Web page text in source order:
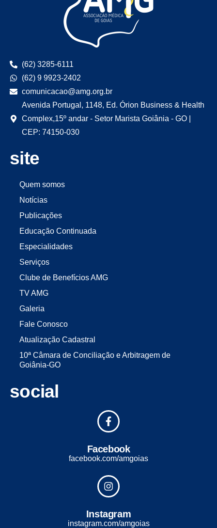
(62) 3285-6111
(62) 9 9923-2402
comunicacao@amg.org.br
Avenida Portugal, 1148, Ed. Órion Business & Health
Complex,15º andar - Setor Marista Goiânia - GO |
CEP: 74150-030
site
Quem somos
Notícias
Publicações
Educação Continuada
Especialidades
Serviços
Clube de Benefícios AMG
TV AMG
Galeria
Fale Conosco
Atualização Cadastral
10ª Câmara de Conciliação e Arbitragem de
Goiânia-GO
social
Facebook
facebook.com/amgoias
Instagram
instagram.com/amgoias